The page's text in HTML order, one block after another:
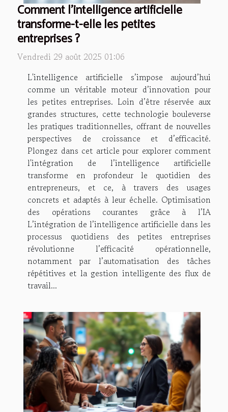
Comment l'intelligence artificielle
transforme-t-elle les petites
entreprises ?
Vendredi 29 août 2025 01:06
L'intelligence artificielle s’impose aujourd’hui
comme un véritable moteur d’innovation pour
les petites entreprises. Loin d’être réservée aux
grandes structures, cette technologie bouleverse
les pratiques traditionnelles, offrant de nouvelles
perspectives de croissance et d’efficacité.
Plongez dans cet article pour explorer comment
l'intégration de l’intelligence artificielle
transforme en profondeur le quotidien des
entrepreneurs, et ce, à travers des usages
concrets et adaptés à leur échelle. Optimisation
des opérations courantes grâce à l’IA
L’intégration de l’intelligence artificielle dans les
processus quotidiens des petites entreprises
révolutionne l’efficacité opérationnelle,
notamment par l’automatisation des tâches
répétitives et la gestion intelligente des flux de
travail...